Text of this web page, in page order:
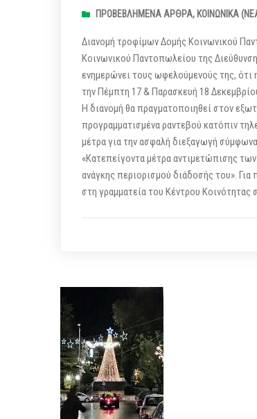
ΠΡΟΒΕΒΛΗΜΈΝΑ ΆΡΘΡΑ, ΚΟΙΝΩΝΙΚΆ
Διανομή τροφίμων Δομής Κοινωνικού
Κοινωνικού Παντοπωλείου της
ενημερώνει τους ωφελούμενούς της, ότι
την Πέμπτη 17 & Παρασκευή 18
Η διανομή θα πραγματοποιηθεί στον
προγραμματισμένα ραντεβού κατόπιν
μέτρα για την ασφαλή διεξαγωγή
«Κατεπείγοντα μέτρα αντιμετώπισης
ανάγκης περιορισμού διάδοσής του».
στη γραμματεία του Κέντρου